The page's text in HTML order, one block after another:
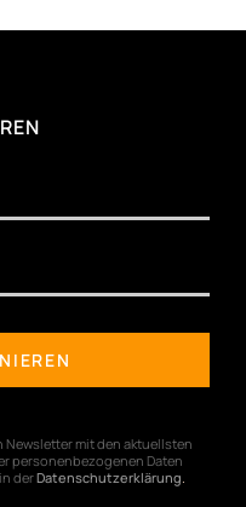
mit den aktuellsten
personenbezogenen Daten
derDatenschutzerklärung.